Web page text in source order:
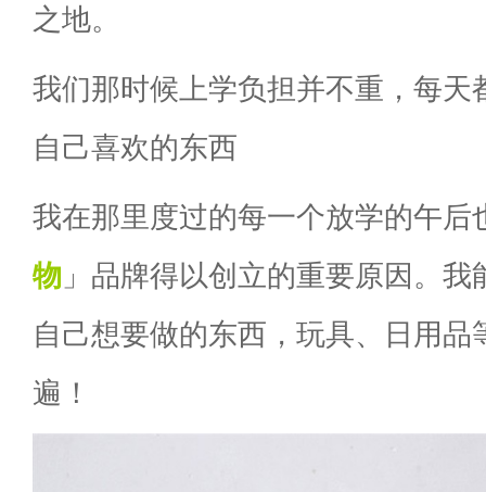
之地。
我们那时候上学负担并不重，每天
自己喜欢的东西
我在那里度过的每一个放学的午后
物 」品牌得以创立的重要原因。
自己想要做的东西，玩具、日用品
遍！